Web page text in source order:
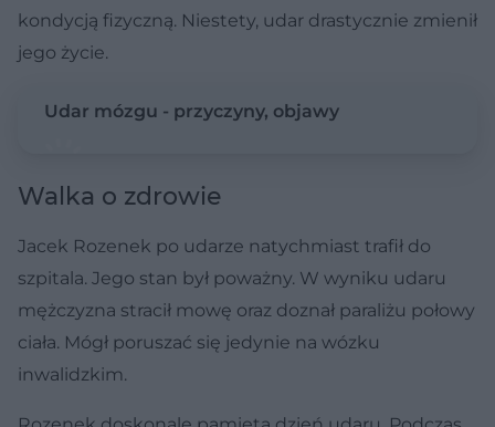
kondycją fizyczną. Niestety, udar drastycznie zmienił
jego życie.
Udar mózgu - przyczyny, objawy
Walka o zdrowie
Jacek Rozenek po udarze natychmiast trafił do
szpitala. Jego stan był poważny. W wyniku udaru
mężczyzna stracił mowę oraz doznał paraliżu połowy
ciała. Mógł poruszać się jedynie na wózku
inwalidzkim.